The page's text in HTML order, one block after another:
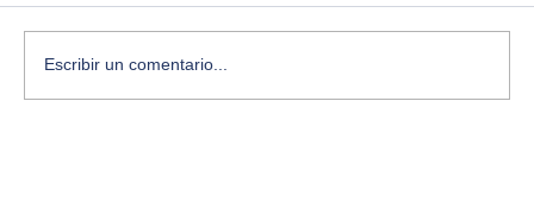
Escribir un comentario...